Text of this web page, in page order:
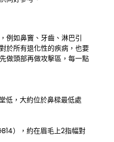
例如鼻竇、牙齒、淋巴引
於所有退化性的疾病，也要
做頭部再做攻擊區，每一點
低，大約位於鼻樑最低處
），約在眉毛上2指幅對